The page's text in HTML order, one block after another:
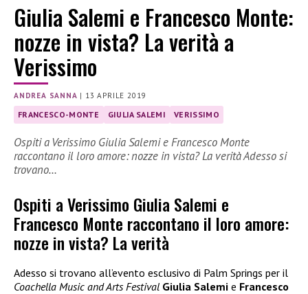
Giulia Salemi e Francesco Monte:
nozze in vista? La verità a
Verissimo
ANDREA SANNA | 13 APRILE 2019
FRANCESCO-MONTE GIULIA SALEMI VERISSIMO
Ospiti a Verissimo Giulia Salemi e Francesco Monte
raccontano il loro amore: nozze in vista? La verità Adesso si
trovano…
Ospiti a Verissimo Giulia Salemi e
Francesco Monte raccontano il loro amore:
nozze in vista? La verità
Adesso si trovano all’evento esclusivo di Palm Springs per il
Coachella Music and Arts Festival Giulia Salemi e Francesco